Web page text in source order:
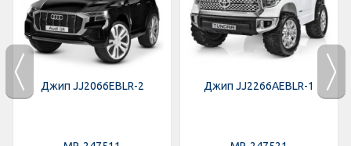
Джип JJ2066EBLR-2 Джип JJ2266AEBLR-1